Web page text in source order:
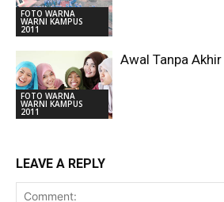
FOTO WARNA
WARNI KAMPUS
2011
FOTO WARNA
WARNI KAMPUS
2011
Awal Tanpa Akhir
LEAVE A REPLY